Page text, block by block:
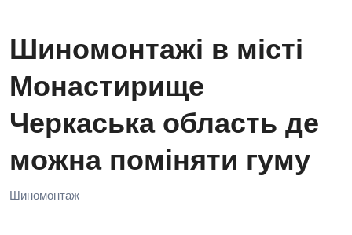
Шиномонтажі в місті
Монастирище
Черкаська область де
можна поміняти гуму
Шиномонтаж